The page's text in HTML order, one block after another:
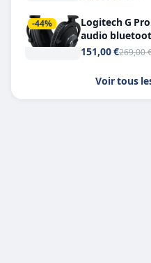
-44%
Logitech G
audio
151,00 €269,00
Voir tous